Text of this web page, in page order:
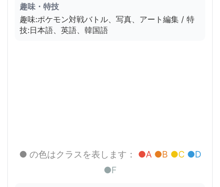
趣味・特技
趣味:ポケモン対戦バトル、写真、アート編集 / 特
技:日本語、英語、韓国語
● の色はクラスを表します： ●A ●B ●C ●D
●F